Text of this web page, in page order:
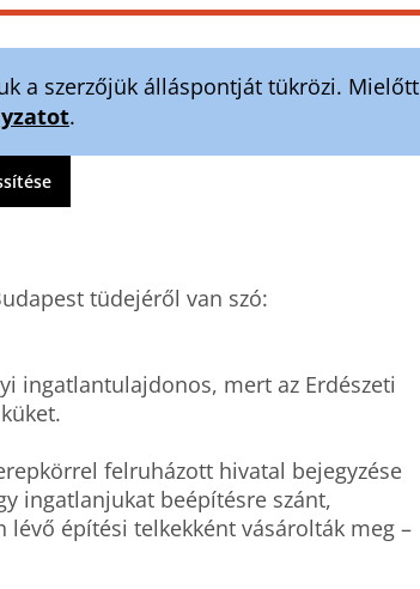
a szerzőjük álláspontját tükrözi. Mielőtt
.
tüdejéről van szó:
ingatlantulajdonos, mert az Erdészeti
felruházott hivatal bejegyzése
ingatlanjukat beépítésre szánt,
építési telkekként vásárolták meg –